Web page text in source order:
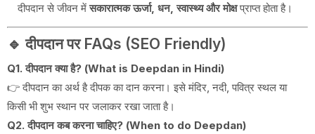
दीपदान से जीवन मेंसकारात्मक ऊर्जा, धन, स्वास्थ्य और मोक्षप्राप्त होता है।
🔹 दीपदान पर FAQs (SEO Friendly)
Q1. दीपदान क्या है? (What is Deepdan in Hindi)
👉 दीपदान का अर्थ है दीपक का दान करना। इसे मंदिर, नदी, पवित्र स्थल या
किसी भी शुभ स्थान पर जलाकर रखा जाता है।
Q2. दीपदान कब करना चाहिए? (When to do Deepdan)